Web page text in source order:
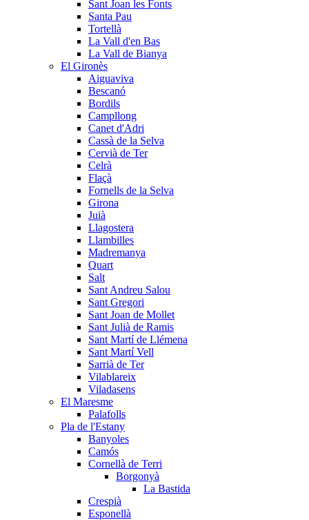
Sant Joan les Fonts
Santa Pau
Tortellà
La Vall d'en Bas
La Vall de Bianya
El Gironès
Aiguaviva
Bescanó
Bordils
Campllong
Canet d'Adri
Cassà de la Selva
Cervià de Ter
Celrà
Flaçà
Fornells de la Selva
Girona
Juià
Llagostera
Llambilles
Madremanya
Quart
Salt
Sant Andreu Salou
Sant Gregori
Sant Joan de Mollet
Sant Julià de Ramis
Sant Martí de Llémena
Sant Martí Vell
Sarrià de Ter
Vilablareix
Viladasens
El Maresme
Palafolls
Pla de l'Estany
Banyoles
Camós
Cornellà de Terri
Borgonyà
La Bastida
Crespià
Esponellà